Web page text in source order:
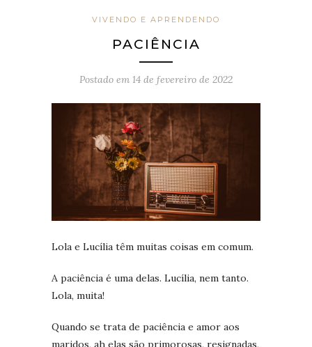
VIVENDO E APRENDENDO
PACIÊNCIA
Postado em 14 de fevereiro de 2022
Lola e Lucília têm muitas coisas em comum.
A paciência é uma delas. Lucília, nem tanto.
Lola, muita!
Quando se trata de paciência e amor aos
maridos, ah elas são primorosas, resignadas,